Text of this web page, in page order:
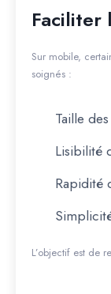
Faciliter
Sur mobile,
soignés :
Taille
Lisibilité
Rapidité
L’objectif est de